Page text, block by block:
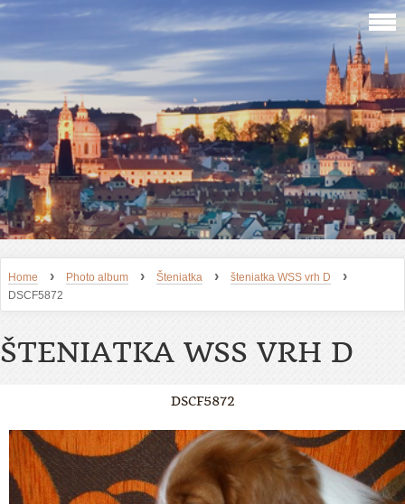
Home › Photo album › Šteniatka › šteniatka WSS vrh D ›
DSCF5872
ŠTENIATKA WSS VRH D
DSCF5872